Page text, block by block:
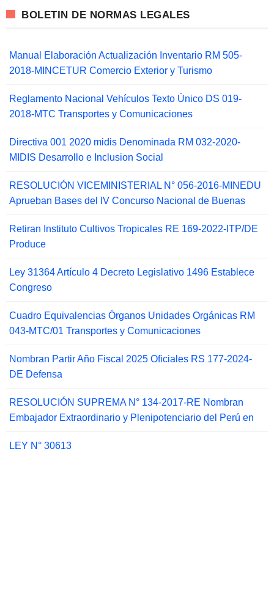
BOLETIN DE NORMAS LEGALES
Manual Elaboración Actualización Inventario RM 505-
2018-MINCETUR Comercio Exterior y Turismo
Reglamento Nacional Vehículos Texto Único DS 019-
2018-MTC Transportes y Comunicaciones
Directiva 001 2020 midis Denominada RM 032-2020-
MIDIS Desarrollo e Inclusion Social
RESOLUCIÓN VICEMINISTERIAL N° 056-2016-MINEDU
Aprueban Bases del IV Concurso Nacional de Buenas
Retiran Instituto Cultivos Tropicales RE 169-2022-ITP/DE
Produce
Ley 31364 Artículo 4 Decreto Legislativo 1496 Establece
Congreso
Cuadro Equivalencias Órganos Unidades Orgánicas RM
043-MTC/01 Transportes y Comunicaciones
Nombran Partir Año Fiscal 2025 Oficiales RS 177-2024-
DE Defensa
RESOLUCIÓN SUPREMA N° 134-2017-RE Nombran
Embajador Extraordinario y Plenipotenciario del Perú en
LEY N° 30613